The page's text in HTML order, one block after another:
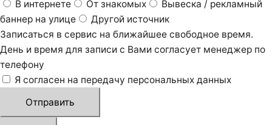
В интернете
От знакомых
Вывеска / рекламный
баннер на улице
Другой источник
Записаться в сервис на ближайшее свободное время.
День и время для записи с Вами согласует менеджер по
телефону
Я согласен на передачу персональных данных
Отправить